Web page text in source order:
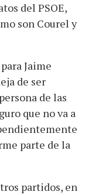
del PSOE,
son Courel y
Jaime
de ser
de las
que no va a
parte de la
partidos, en